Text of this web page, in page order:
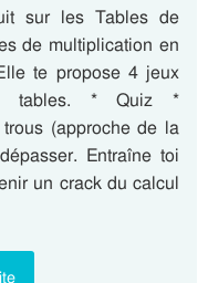
sur les Tables de
de multiplication en
te propose 4 jeux
tables. * Quiz *
(approche de la
Entraîne toi
un crack du calcul